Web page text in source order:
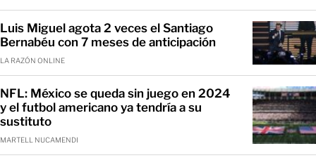
Luis Miguel agota 2 veces el Santiago
Bernabéu con 7 meses de anticipación
LA RAZÓN ONLINE
NFL: México se queda sin juego en 2024
y el futbol americano ya tendría a su
sustituto
MARTELL NUCAMENDI